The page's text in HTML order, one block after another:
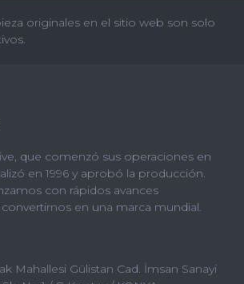
originales en el sitio web son solo
que comenzó sus operaciones en
en 1996 y aprobó la producción.
con rápidos avances
en una marca mundial.
Mahallesi Gülistan Cad. İmsan Sanayi